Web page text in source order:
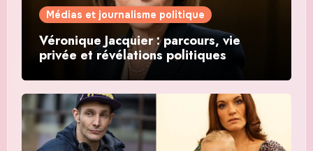
Médias et journalisme politique
Véronique Jacquier : parcours, vie
privée et révélations politiques